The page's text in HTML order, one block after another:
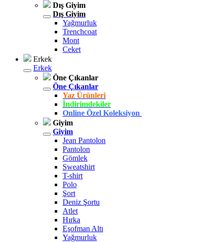
Dış Giyim
Dış Giyim
Yağmurluk
Trenchcoat
Mont
Ceket
Erkek
Erkek
Öne Çıkanlar
Öne Çıkanlar
Yaz Ürünleri
İndirimdekiler
Online Özel Koleksiyon
Giyim
Giyim
Jean Pantolon
Pantolon
Gömlek
Sweatshirt
T-shirt
Polo
Şort
Deniz Şortu
Atlet
Hırka
Eşofman Altı
Yağmurluk